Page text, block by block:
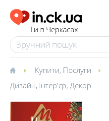
Ти в Черкасах
Купити, Послуги
Дизайн, інтер'єр, Декор